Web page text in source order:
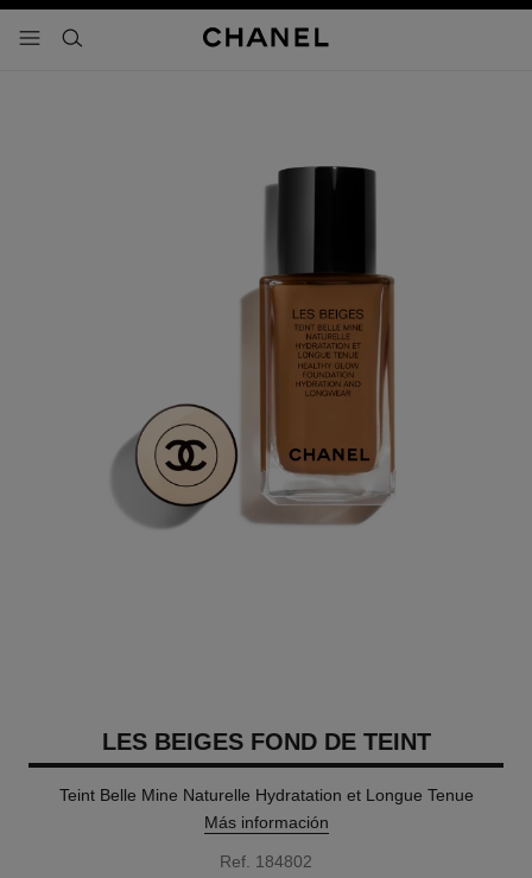
- navegación principal
buscar
LES BEIGES FOND DE TEINT
Teint Belle Mine Naturelle Hydratation et Longue Tenue
Más información
Ref. 184802